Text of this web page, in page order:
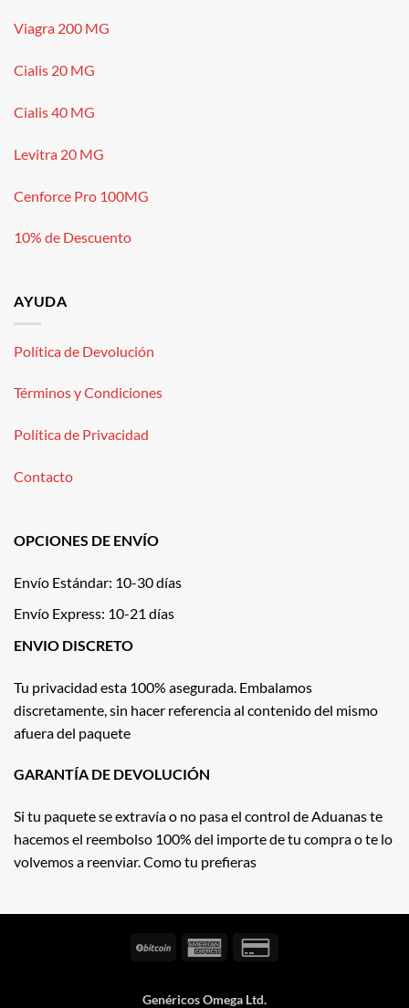
Viagra 200 MG
Cialis 20 MG
Cialis 40 MG
Levitra 20 MG
Cenforce Pro 100MG
10% de Descuento
AYUDA
Política de Devolución
Términos y Condiciones
Política de Privacidad
Contacto
OPCIONES DE ENVÍO
Envío Estándar: 10-30 días
Envío Express: 10-21 días
ENVIO DISCRETO
Tu privacidad esta 100% asegurada. Embalamos
discretamente, sin hacer referencia al contenido del mismo
afuera del paquete
GARANTÍA DE DEVOLUCIÓN
Si tu paquete se extravía o no pasa el control de Aduanas te
hacemos el reembolso 100% del importe de tu compra o te lo
volvemos a reenviar. Como tu prefieras
BitCoin
American
Genéricos Omega Ltd.